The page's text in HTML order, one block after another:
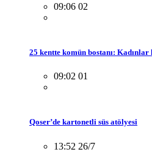
09:06 02
25 kentte komün bostanı:
09:02 01
Qoser’de kartonetli süs atölyesi
13:52 26/7